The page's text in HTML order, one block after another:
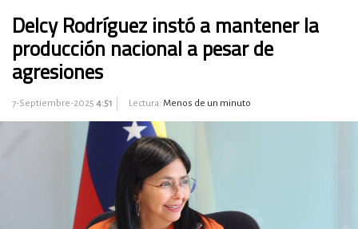
Delcy Rodríguez instó a mantener la
producción nacional a pesar de
agresiones
7-Septiembre-2025 4:51 Lectura: Menos de un minuto